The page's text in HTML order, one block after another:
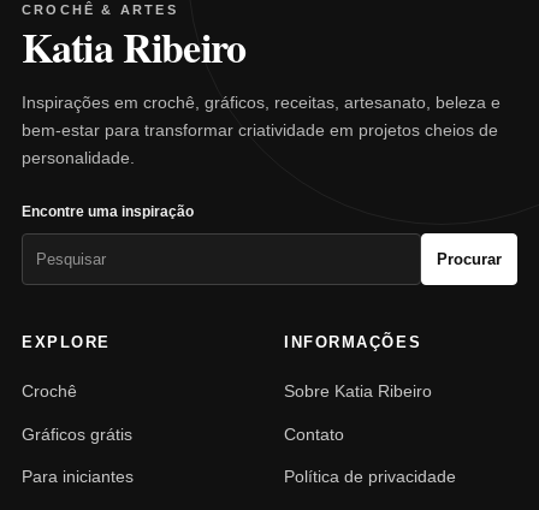
CROCHÊ & ARTES
Katia Ribeiro
Inspirações em crochê, gráficos, receitas, artesanato, beleza e
bem-estar para transformar criatividade em projetos cheios de
personalidade.
Encontre uma inspiração
Procurar
EXPLORE
Crochê
Gráficos grátis
Para iniciantes
INFORMAÇÕES
Sobre Katia Ribeiro
Contato
Política de privacidade